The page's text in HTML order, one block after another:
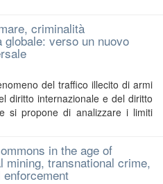
criminalità
verso un nuovo
del traffico illecito di armi
diritto internazionale e del diritto
si propone di analizzare i limiti
in the age of
transnational crime,